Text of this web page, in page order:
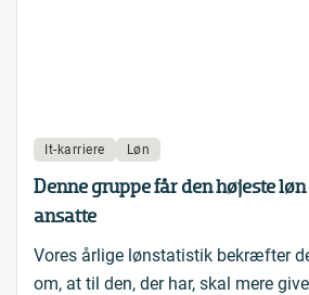
It-karriere Løn
Denne gruppe får den højeste
ansatte
Vores årlige lønstatistik bekræfter
om, at til den, der har, skal mere